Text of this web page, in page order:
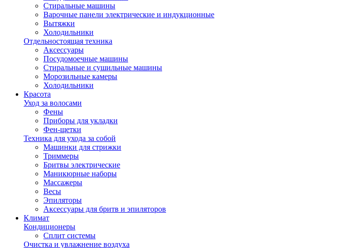
Стиральные машины
Варочные панели электрические и индукционные
Вытяжки
Холодильники
Отдельностоящая техника
Аксессуары
Посудомоечные машины
Стиральные и сушильные машины
Морозильные камеры
Холодильники
Красота
Уход за волосами
Фены
Приборы для укладки
Фен-щетки
Техника для ухода за собой
Машинки для стрижки
Триммеры
Бритвы электрические
Маникюрные наборы
Массажеры
Весы
Эпиляторы
Аксессуары для бритв и эпиляторов
Климат
Кондиционеры
Сплит системы
Очистка и увлажнение воздуха